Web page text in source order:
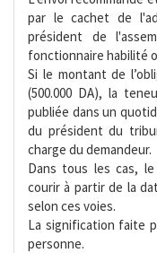
par le cachet de
président de
fonctionnaire habilité
Si le montant de
(500.000 DA), la
publiée dans un
du président du
charge du demandeur.
Dans tous les cas,
courir à partir de la
selon ces voies.
La signification faite
personne.